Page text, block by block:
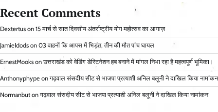
Recent Comments
Dextertus on 15 मार्च से सात दिवसीय अंतर्राष्ट्रीय योग महोत्सव का आगाज़
JamieIdods on 03 वाहनों कि आपस में भिड़ंत, तीन की मौत पांच घायल
ErnestMooks onउत्तराखंड को वेडिंग डेस्टिनेशन हब बनाने में मांगल निभा रहा है महत्वपूर्ण भूमिका।
Anthonyphype onगढ़वाल संसदीय सीट से भाजपा प्रत्याशी अनिल बलूनी ने दाखिल किया नामांकन
Normanbut onगढ़वाल संसदीय सीट से भाजपा प्रत्याशी अनिल बलूनी ने दाखिल किया नामांकन